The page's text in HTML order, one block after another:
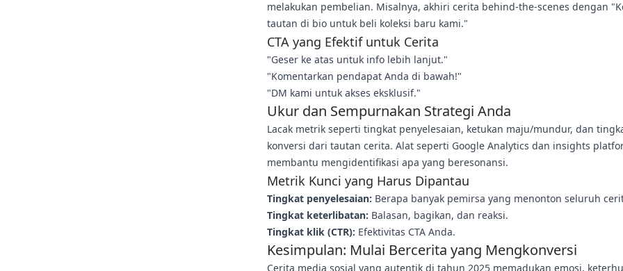
melakukan pembelian. Misalnya, akhiri cerita behind-the-scenes dengan
tautan di bio untuk beli koleksi baru kami."
CTA yang Efektif untuk Cerita
"Geser ke atas untuk info lebih lanjut."
"Komentarkan pendapat Anda di bawah!"
"DM kami untuk akses eksklusif."
Ukur dan Sempurnakan Strategi Anda
Lacak metrik seperti tingkat penyelesaian, ketukan maju/mundur, dan
konversi dari tautan cerita. Alat seperti Google Analytics dan insights
membantu mengidentifikasi apa yang beresonansi.
Metrik Kunci yang Harus Dipantau
Tingkat penyelesaian: Berapa banyak pemirsa yang menonton seluruh
Tingkat keterlibatan: Balasan, bagikan, dan reaksi.
Tingkat klik (CTR): Efektivitas CTA Anda.
Kesimpulan: Mulai Bercerita yang Mengkonversi
Cerita media sosial yang autentik di tahun 2025 memadukan emosi,